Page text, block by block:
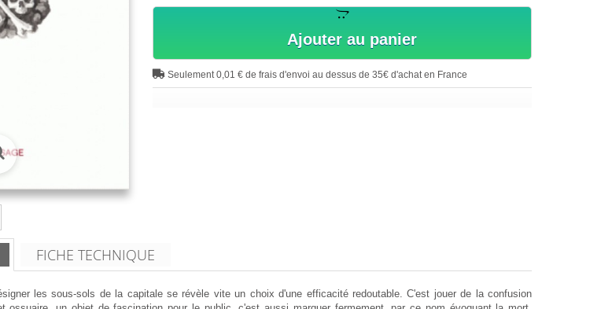
Ajouter au panier
Seulement 0,01 € de frais d'envoi au dessus de 35€ d'achat en France
FICHE TECHNIQUE
les sous-sols de la capitale se révèle vite un choix d'une efficacité redoutable. C'est jouer de la confusion